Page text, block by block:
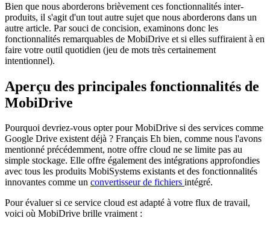
Bien que nous aborderons brièvement ces fonctionnalités inter-
produits, il s'agit d'un tout autre sujet que nous aborderons dans un
autre article. Par souci de concision, examinons donc les
fonctionnalités remarquables de MobiDrive et si elles suffiraient à en
faire votre outil quotidien (jeu de mots très certainement
intentionnel).
Aperçu des principales fonctionnalités de
MobiDrive
Pourquoi devriez-vous opter pour MobiDrive si des services comme
Google Drive existent déjà ? Français Eh bien, comme nous l'avons
mentionné précédemment, notre offre cloud ne se limite pas au
simple stockage. Elle offre également des intégrations approfondies
avec tous les produits MobiSystems existants et des fonctionnalités
innovantes comme un convertisseur de fichiers intégré.
Pour évaluer si ce service cloud est adapté à votre flux de travail,
voici où MobiDrive brille vraiment :